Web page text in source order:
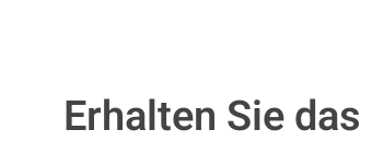
Erhalten Sie das